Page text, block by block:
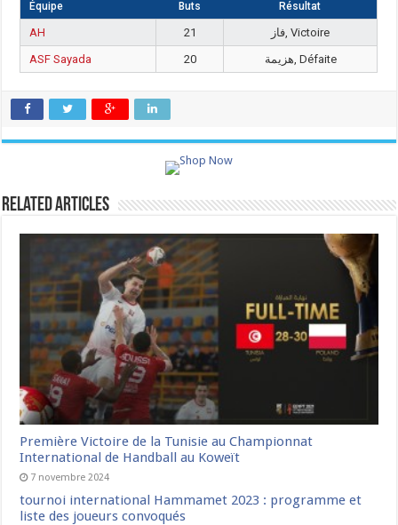
Équipe Buts Résultat
AH 21
فاز, Victoire
ASF Sayada
20 هزيمة, Défaite
Related Articles
Première Victoire de la Tunisie au Championnat
International de Handball au Koweït
7 novembre 2024
tournoi international Hammamet 2023 : programme et
liste des joueurs convoqués